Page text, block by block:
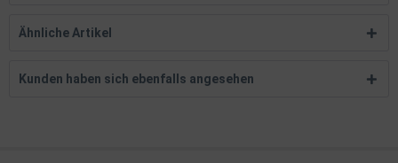
Ähnliche Artikel
Kunden haben sich ebenfalls angesehen